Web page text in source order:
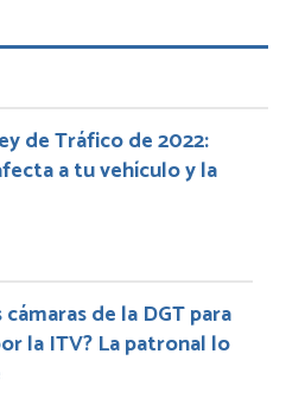
de Tráfico de 2022:
a tu vehículo y la
cámaras de la DGT para
la ITV? La patronal lo